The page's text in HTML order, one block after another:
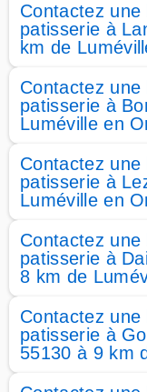
Contactez une
patisserie à
km de
Contactez une
patisserie à
Luméville en
Contactez une
patisserie à
Luméville en
Contactez une
patisserie à
8 km de
Contactez une
patisserie à
55130 à 9 km